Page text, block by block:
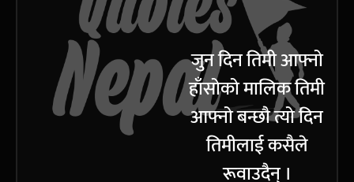
जुन दिन तिमी आफ्नो
हाँसोको मालिक तिमी
आफ्नो बन्छौ त्यो दिन
तिमीलाई कसैले
रूवाउदैन् ।